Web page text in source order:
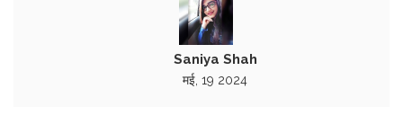
Saniya Shah
मई, 19 2024